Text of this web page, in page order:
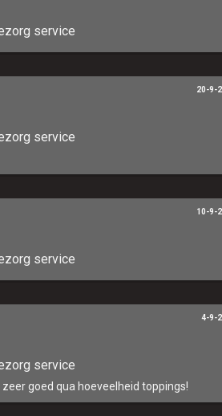
service
service
20-9-
service
10-9-
service
goed qua hoeveelheid toppings!
4-9-